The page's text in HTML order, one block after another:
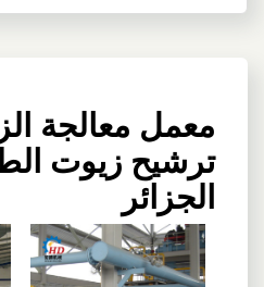
معمل معالجة
ترشيح زيوت
الجزائر